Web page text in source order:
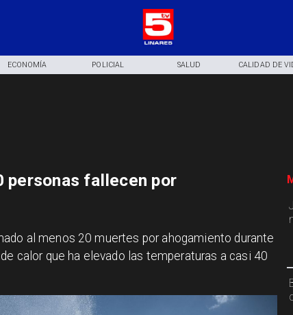
ECONOMÍA POLICIAL SALUD CALIDAD DE
personas fallecen por
al menos 20 muertes por ahogamiento durante
calor que ha elevado las temperaturas a casi 40